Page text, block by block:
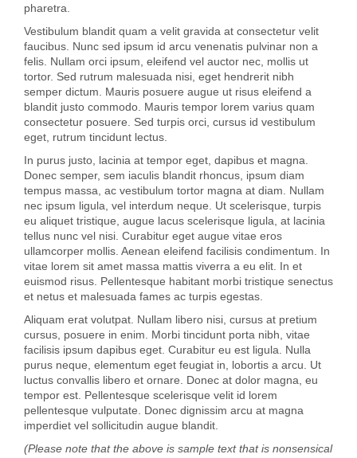
pharetra.
Vestibulum blandit quam a velit gravida at consectetur velit
faucibus. Nunc sed ipsum id arcu venenatis pulvinar non a
felis. Nullam orci ipsum, eleifend vel auctor nec, mollis ut
tortor. Sed rutrum malesuada nisi, eget hendrerit nibh
semper dictum. Mauris posuere augue ut risus eleifend a
blandit justo commodo. Mauris tempor lorem varius quam
consectetur posuere. Sed turpis orci, cursus id vestibulum
eget, rutrum tincidunt lectus.
In purus justo, lacinia at tempor eget, dapibus et magna.
Donec semper, sem iaculis blandit rhoncus, ipsum diam
tempus massa, ac vestibulum tortor magna at diam. Nullam
nec ipsum ligula, vel interdum neque. Ut scelerisque, turpis
eu aliquet tristique, augue lacus scelerisque ligula, at lacinia
tellus nunc vel nisi. Curabitur eget augue vitae eros
ullamcorper mollis. Aenean eleifend facilisis condimentum. In
vitae lorem sit amet massa mattis viverra a eu elit. In et
euismod risus. Pellentesque habitant morbi tristique senectus
et netus et malesuada fames ac turpis egestas.
Aliquam erat volutpat. Nullam libero nisi, cursus at pretium
cursus, posuere in enim. Morbi tincidunt porta nibh, vitae
facilisis ipsum dapibus eget. Curabitur eu est ligula. Nulla
purus neque, elementum eget feugiat in, lobortis a arcu. Ut
luctus convallis libero et ornare. Donec at dolor magna, eu
tempor est. Pellentesque scelerisque velit id lorem
pellentesque vulputate. Donec dignissim arcu at magna
imperdiet vel sollicitudin augue blandit.
(Please note that the above is sample text that is nonsensical